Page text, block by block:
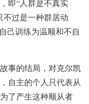
即“人群是不真实
不过是一种群居动
己训练为温顺和不自
事的结局，对克尔凯
自主的个人只代表从
了产生这种顺从者